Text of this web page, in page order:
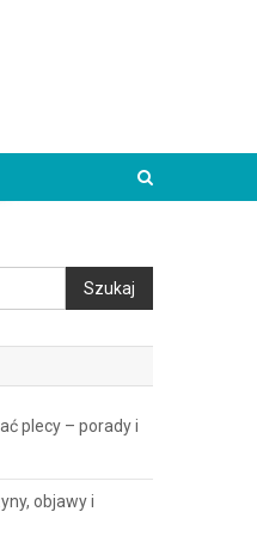
Szukaj
plecy – porady i
objawy i